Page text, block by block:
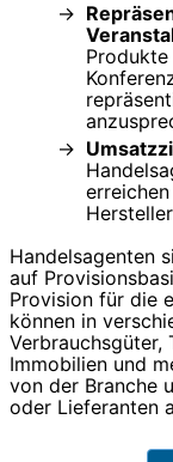
Handelsagenten
auf
Provision für die
können in
Verbrauchsgüter,
Immobilien und
von der Branche
oder Lieferanten